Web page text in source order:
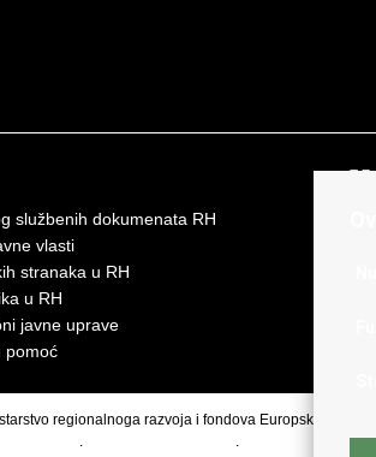
službenih dokumenata RH
vlasti
stranaka u RH
u RH
javne uprave
pomoć
regionalnoga razvoja i fondova Europske unije.
. .